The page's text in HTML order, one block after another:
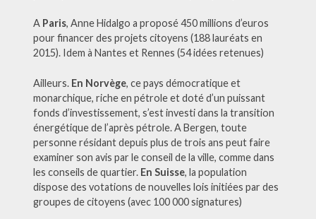
A Paris, Anne Hidalgo a proposé 450 millions d’euros
pour financer des projets citoyens (188 lauréats en
2015). Idem à Nantes et Rennes (54 idées retenues)
Ailleurs. En Norvège, ce pays démocratique et
monarchique, riche en pétrole et doté d’un puissant
fonds d’investissement, s’est investi dans la transition
énergétique de l’après pétrole. A Bergen, toute
personne résidant depuis plus de trois ans peut faire
examiner son avis par le conseil de la ville, comme dans
les conseils de quartier. En Suisse, la population
dispose des votations de nouvelles lois initiées par des
groupes de citoyens (avec 100 000 signatures)